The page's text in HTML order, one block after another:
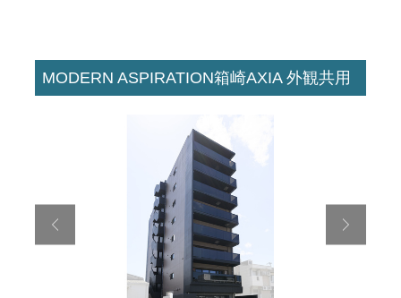
MODERN ASPIRATION箱崎AXIA 外観共用